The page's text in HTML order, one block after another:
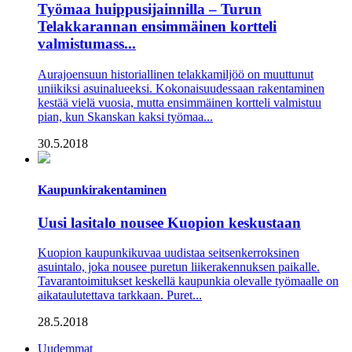
Työmaa huippusijainnilla – Turun
Telakkarannan ensimmäinen kortteli
valmistumass...
Aurajoensuun historiallinen telakkamiljöö on muuttunut
uniikiksi asuinalueeksi. Kokonaisuudessaan rakentaminen
kestää vielä vuosia, mutta ensimmäinen kortteli valmistuu
pian, kun Skanskan kaksi työmaa...
30.5.2018
Kaupunkirakentaminen
Uusi lasitalo nousee Kuopion keskustaan
Kuopion kaupunkikuvaa uudistaa seitsenkerroksinen
asuintalo, joka nousee puretun liikerakennuksen paikalle.
Tavarantoimitukset keskellä kaupunkia olevalle työmaalle on
aikataulutettava tarkkaan. Puret...
28.5.2018
Uudemmat